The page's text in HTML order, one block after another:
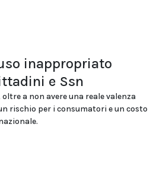
inappropriato
e Ssn
a non avere una reale valenza
rischio per i consumatori e un costo